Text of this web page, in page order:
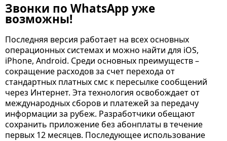
Звонки по WhatsApp уже
возможны!
Последняя версия работает на всех основных
операционных системах и можно найти для iOS,
iPhone, Android. Среди основных преимуществ –
сокращение расходов за счет перехода от
стандартных платных смс к пересылке сообщений
через Интернет. Эта технология освобождает от
международных сборов и платежей за передачу
информации за рубеж. Разработчики обещают
сохранить приложение без абонплаты в течение
первых 12 месяцев. Последующее использование